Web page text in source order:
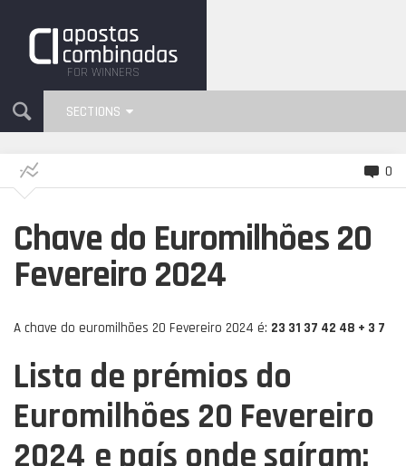
FOR WINNERS
SECTIONS
0
Chave do Euromilhões 20
Fevereiro 2024
A chave do euromilhões 20 Fevereiro 2024 é: 23 31 37 42 48 + 3 7
Lista de prémios do
Euromilhões 20 Fevereiro
2024 e país onde saíram: